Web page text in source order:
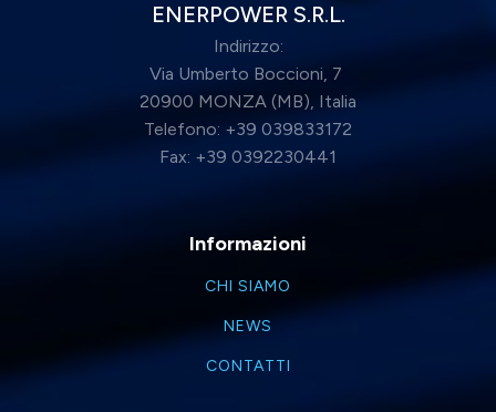
ENERPOWER S.R.L.
Indirizzo:
Via Umberto Boccioni, 7
20900 MONZA (MB), Italia
Telefono: +39 039833172
Fax: +39 0392230441
Informazioni
CHI SIAMO
NEWS
CONTATTI